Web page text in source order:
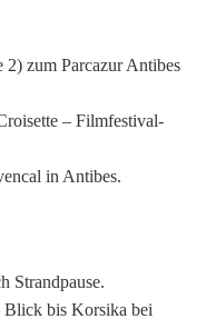
zum Parcazur Antibes
– Filmfestival-
in Antibes.
Strandpause.
Blick bis Korsika bei